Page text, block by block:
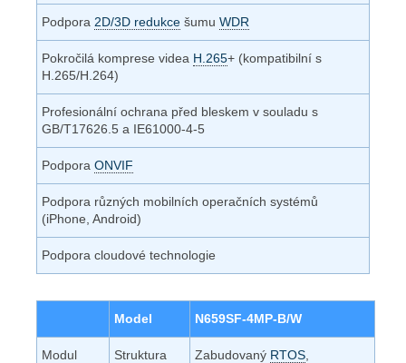
Podpora 2D/3D redukce šumu WDR
Pokročilá komprese videa H.265+ (kompatibilní s
H.265/H.264)
Profesionální ochrana před bleskem v souladu s
GB/T17626.5 a IE61000-4-5
Podpora ONVIF
Podpora různých mobilních operačních systémů
(iPhone, Android)
Podpora cloudové technologie
Model N659SF-4MP-B/W
Modul
Struktura
Zabudovaný RTOS